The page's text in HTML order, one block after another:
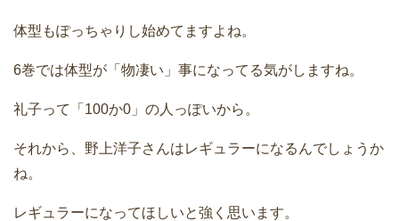
体型もぽっちゃりし始めてますよね。
6巻では体型が「物凄い」事になってる気がしますね。
礼子って「100か0」の人っぽいから。
それから、野上洋子さんはレギュラーになるんでしょうか
ね。
レギュラーになってほしいと強く思います。